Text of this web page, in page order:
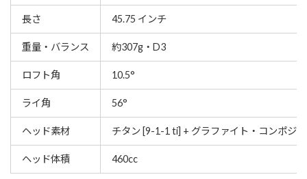
長さ 45.75 インチ
重量・バランス 約307g・D3
ロフト角 10.5°
ライ角 56°
ヘッド素材 チタン [9-1-1 ti] + グラファイト・コンポジ
ヘッド体積 460cc